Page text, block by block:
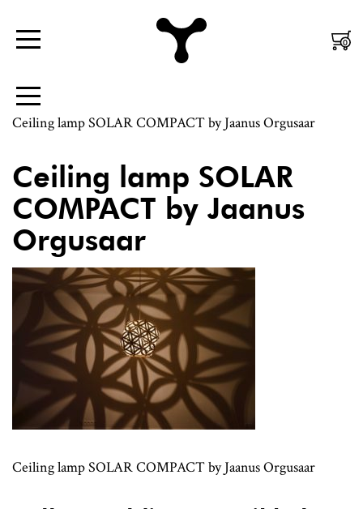
Jaanus
Mobiili
Menüü 0
Külgpaani
navigatsioon
Menüü
Ceiling lamp SOLAR COMPACT by Jaanus Orgusaar
Ceiling lamp SOLAR
COMPACT by Jaanus
Orgusaar
Ceiling lamp SOLAR COMPACT by Jaanus Orgusaar